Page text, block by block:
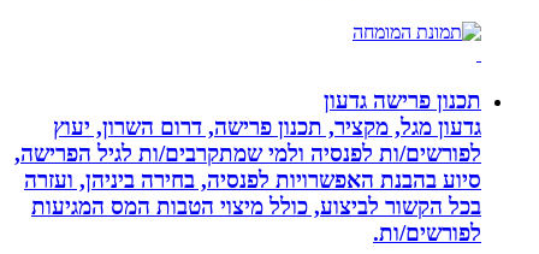
תכנון פרישה גדעון
גדעון מגל, מקציר, תכנון פרישה, דרום השרון, יעוץ
לפורשים/ות לפנסיה ולמי שמתקרבים/ות לגיל הפרישה,
סיוע בהבנת האפשרויות לפנסיה, בחירה ביניהן, ועזרה
בכל הקשור לביצוע, כולל מיצוי הטבות המס המגיעות
לפורשים/ות.